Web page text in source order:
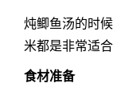
炖鲫鱼汤的时
米都是非常适
食材准备